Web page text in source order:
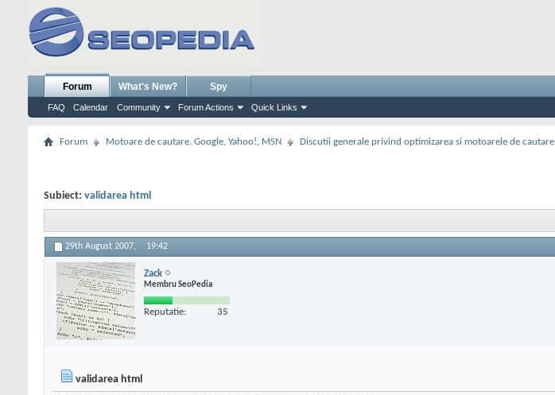
Forum
FAQ Calendar Community Forum Actions Quick Links
What's New? Spy
Forum Motoare de cautare. Google, Yahoo!, MSN Discutii generale privind optimizarea si motoarele de cautare
Subiect: validarea html
29th August 2007, 19:42
Zack
Membru SeoPedia
Reputatie: 35
validarea html